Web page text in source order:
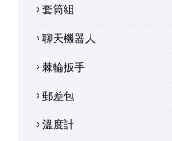
套筒組
聊天機器人
棘輪扳手
郵差包
溫度計